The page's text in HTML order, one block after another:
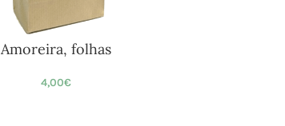
Amoreira, folhas
4,00€